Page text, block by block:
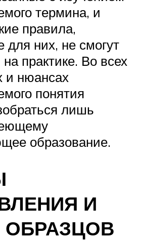
термина, и
правила,
них, не смогут
практике. Во всех
и нюансах
понятия
лишь
образование.
И
ОБРАЗЦОВ